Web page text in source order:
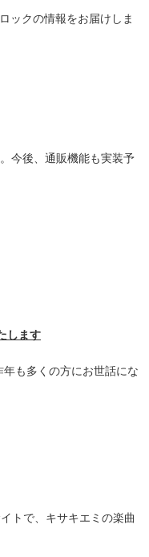
ックの情報をお届けしま
今後、通販機能も実装予
します
も多くの方にお世話にな
トで、キサキエミの楽曲